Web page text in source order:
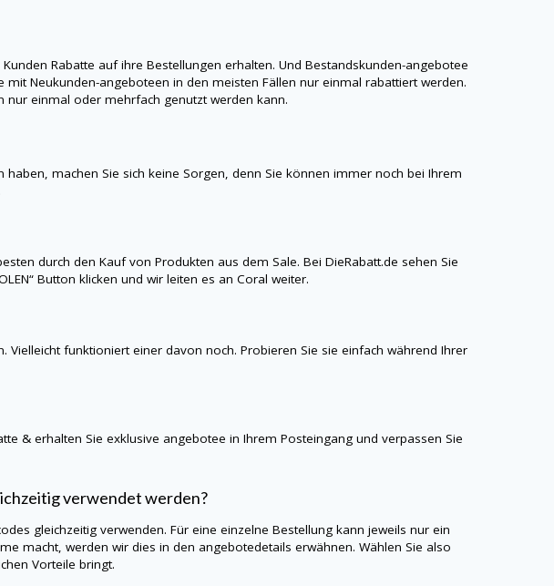
Rabatte auf ihre Bestellungen erhalten. Und Bestandskunden-angebotee
Neukunden-angeboteen in den meisten Fällen nur einmal rabattiert werden.
einmal oder mehrfach genutzt werden kann.
machen Sie sich keine Sorgen, denn Sie können immer noch bei Ihrem
durch den Kauf von Produkten aus dem Sale. BeiDieRabatt.de sehen Sie
Button klicken und wir leiten es an Coral weiter.
funktioniert einer davon noch. Probieren Sie sie einfach während Ihrer
& erhalten Sie exklusive angebotee in Ihrem Posteingang und verpassen Sie
verwendet werden?
gleichzeitig verwenden. Für eine einzelne Bestellung kann jeweils nur ein
macht, werden wir dies in den angebotedetails erwähnen. Wählen Sie also
Vorteile bringt.